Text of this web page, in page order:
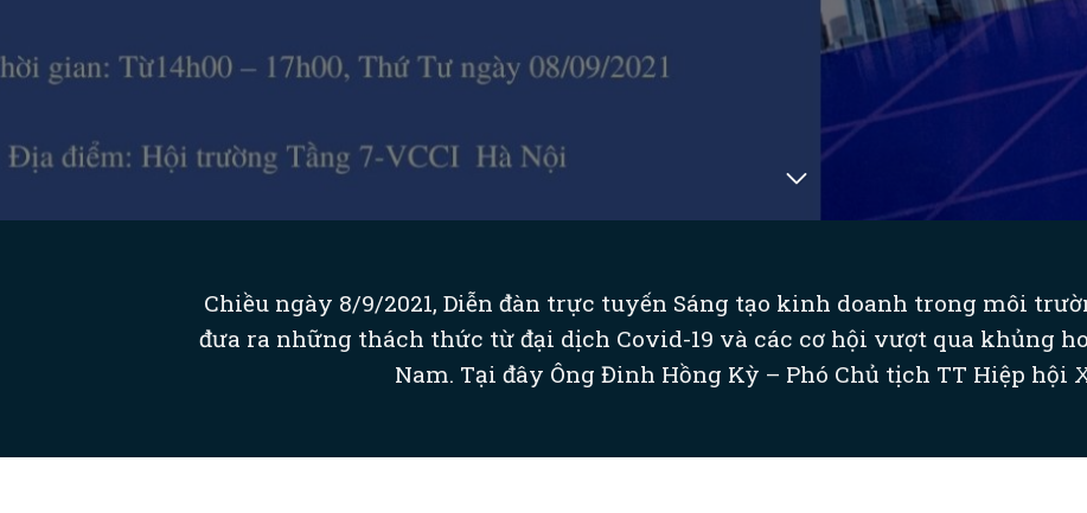
Chiều ngày 8/9/2021, Diễn đàn trực tuyến Sáng tạo kinh doanh trong môi
đưa ra những thách thức từ đại dịch Covid-19 và các cơ hội vượt qua khủng
Nam. Tại đây Ông Đinh Hồng Kỳ – Phó Chủ tịch TT Hiệp hội